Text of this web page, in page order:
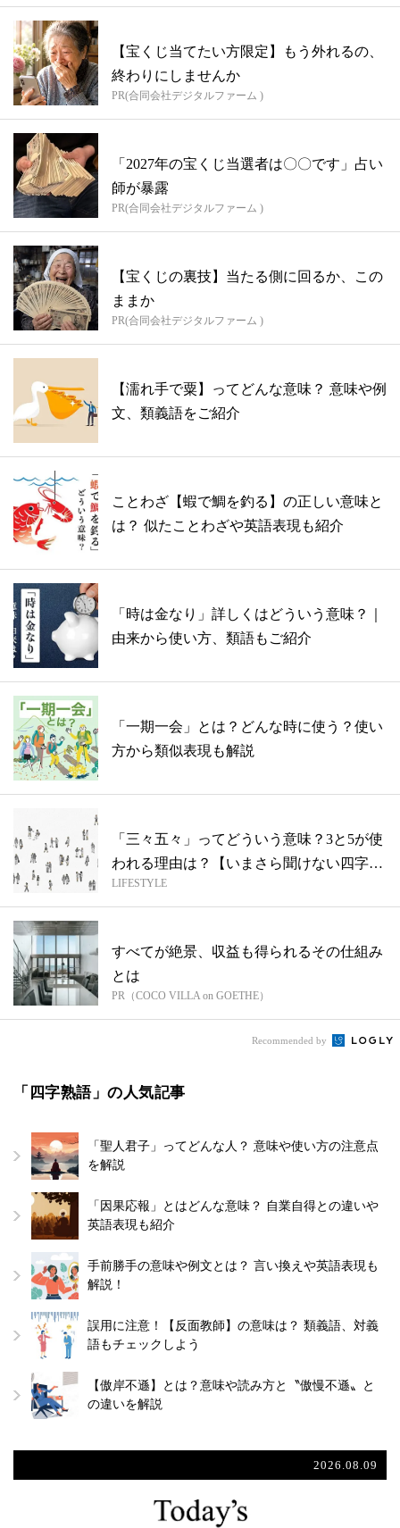
【宝くじ当てたい方限定】もう外れるの、
終わりにしませんか
PR(合同会社デジタルファーム )
「2027年の宝くじ当選者は〇〇です」占い
師が暴露
PR(合同会社デジタルファーム )
【宝くじの裏技】当たる側に回るか、この
ままか
PR(合同会社デジタルファーム )
【濡れ手で粟】ってどんな意味？ 意味や例
文、類義語をご紹介
ことわざ【蝦で鯛を釣る】の正しい意味と
は？ 似たことわざや英語表現も紹介
「時は金なり」詳しくはどういう意味？｜
由来から使い方、類語もご紹介
「一期一会」とは？どんな時に使う？使い
方から類似表現も解説
「三々五々」ってどういう意味？3と5が使
われる理由は？【いまさら聞けない四字熟
語...
LIFESTYLE
すべてが絶景、収益も得られるその仕組み
とは
PR（COCO VILLA on GOETHE）
Recommended by
「四字熟語」の人気記事
「聖人君子」ってどんな人？ 意味や使い方の注意点
を解説
「因果応報」とはどんな意味？ 自業自得との違いや
英語表現も紹介
手前勝手の意味や例文とは？ 言い換えや英語表現も
解説！
誤用に注意！【反面教師】の意味は？ 類義語、対義
語もチェックしよう
【傲岸不遜】とは？意味や読み方と〝傲慢不遜〟と
の違いを解説
2026.08.09